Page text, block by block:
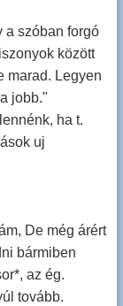
a szóban forgó
között
marad. Legyen
jobb."
ha t.
uj
De még árért
bármiben
az ég.
tovább.